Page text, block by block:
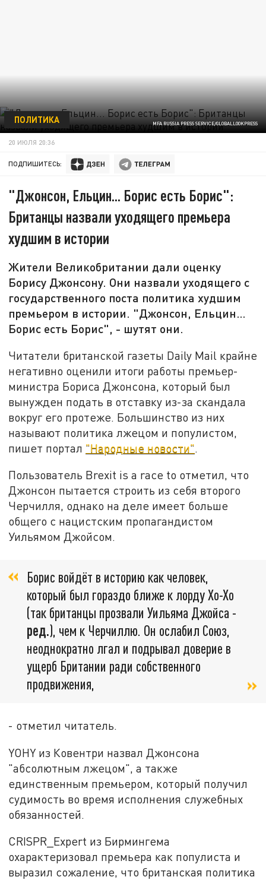
MFA RUSSIA PRESS SERVICE/GLOBALLOOKPRESS
ПОЛИТИКА
20 ИЮЛЯ 20:36
ПОДПИШИТЕСЬ:
"Джонсон, Ельцин... Борис есть Борис":
Британцы назвали уходящего премьера
худшим в истории
Жители Великобритании дали оценку
Борису Джонсону. Они назвали уходящего с
государственного поста политика худшим
премьером в истории. "Джонсон, Ельцин…
Борис есть Борис", - шутят они.
Читатели британской газеты Daily Mail крайне
негативно оценили итоги работы премьер-
министра Бориса Джонсона, который был
вынужден подать в отставку из-за скандала
вокруг его протеже. Большинство из них
называют политика лжецом и популистом,
пишет портал "Народные новости".
Пользователь Brexit is a race to отметил, что
Джонсон пытается строить из себя второго
Черчилля, однако на деле имеет больше
общего с нацистским пропагандистом
Уильямом Джойсом.
Борис войдёт в историю как человек,
который был гораздо ближе к лорду Хо-Хо
(так британцы прозвали Уильяма Джойса -
ред.), чем к Черчиллю. Он ослабил Союз,
неоднократно лгал и подрывал доверие в
ущерб Британии ради собственного
продвижения,
- отметил читатель.
YOHY из Ковентри назвал Джонсона
"абсолютным лжецом", а также
единственным премьером, который получил
судимость во время исполнения служебных
обязанностей.
CRISPR_Expert из Бирмингема
охарактеризовал премьера как популиста и
выразил сожаление, что британская политика